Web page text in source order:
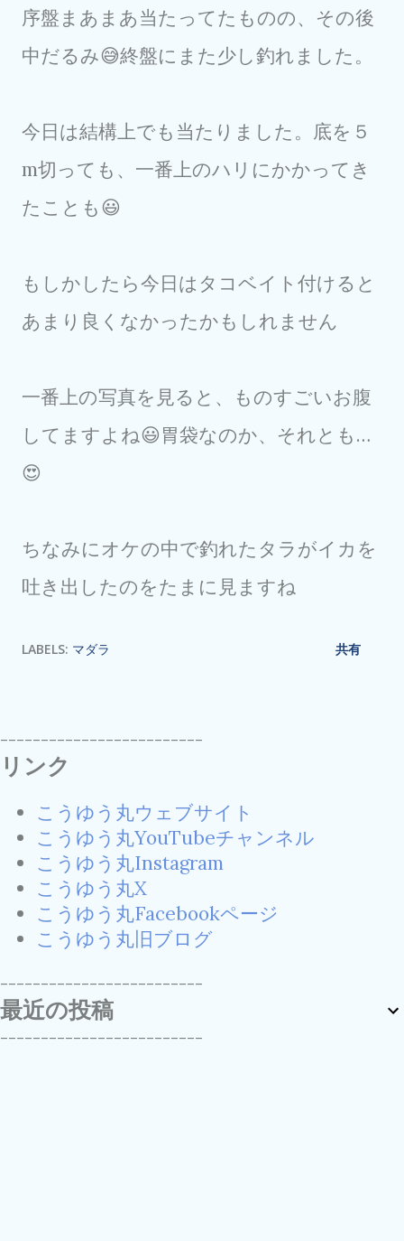
序盤まあまあ当たってたものの、その後
中だるみ😅終盤にまた少し釣れました。
今日は結構上でも当たりました。底を５
m切っても、一番上のハリにかかってき
たことも😃
もしかしたら今日はタコベイト付けると
あまり良くなかったかもしれません
一番上の写真を見ると、ものすごいお腹
してますよね😃胃袋なのか、それとも…
😍
ちなみにオケの中で釣れたタラがイカを
吐き出したのをたまに見ますね
LABELS: マダラ 共有
-------------------------
リンク
こうゆう丸ウェブサイト
こうゆう丸YouTubeチャンネル
こうゆう丸Instagram
こうゆう丸X
こうゆう丸Facebookページ
こうゆう丸旧ブログ
-------------------------
最近の投稿
-------------------------